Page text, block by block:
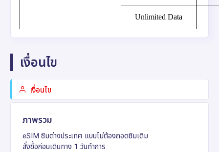
Unlimited Data
เงื่อนไข
เงื่อนไข
ภาพรวม
eSIM ซิมต่างประเทศ แบบไม่ต้องถอดซิมเดิม
สั่งซื้อก่อนเดินทาง 1 วันทำการ